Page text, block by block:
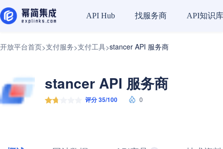
API Hub 找服务商 API知识库
开放平台首页>支付服务>支付工具>stancer API 服务商
stancer API 服务商
评分 35/100 0